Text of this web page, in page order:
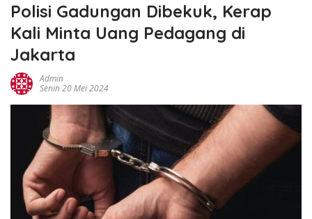
Polisi Gadungan Dibekuk, Kerap
Kali Minta Uang Pedagang di
Jakarta
Admin
Senin 20 Mei 2024